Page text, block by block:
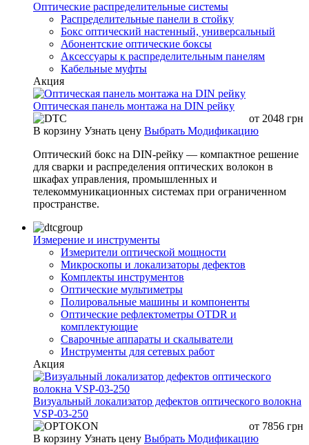
Оптические распределительные системы
Распределительные панели в стойку
Бокс оптический настенный, универсальный
Абонентские оптические боксы
Аксессуары к распределительным панелям
Кабельные муфты
Акция
Оптическая панель монтажа на DIN рейку
от 2048 грн
В корзину Узнать цену Выбрать Модификацию
Оптический бокс на DIN-рейку — компактное решение
для сварки и распределения оптических волокон в
шкафах управления, промышленных и
телекоммуникационных системах при ограниченном
пространстве.
Измерение и инструменты
Измерители оптической мощности
Микроскопы и локализаторы дефектов
Комплекты инструментов
Оптические мультиметры
Полировальные машины и компоненты
Оптические рефлектометры OTDR и
комплектующие
Сварочные аппараты и скалыватели
Инструменты для сетевых работ
Акция
Визуальный локализатор дефектов оптического волокна
VSP-03-250
от 7856 грн
В корзину Узнать цену Выбрать Модификацию